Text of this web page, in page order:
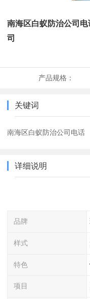
南海区白蚁防治公司
司
产品规格：
关键词
南海区白蚁防治公司电话
详细说明
品牌
样式
特色
项目